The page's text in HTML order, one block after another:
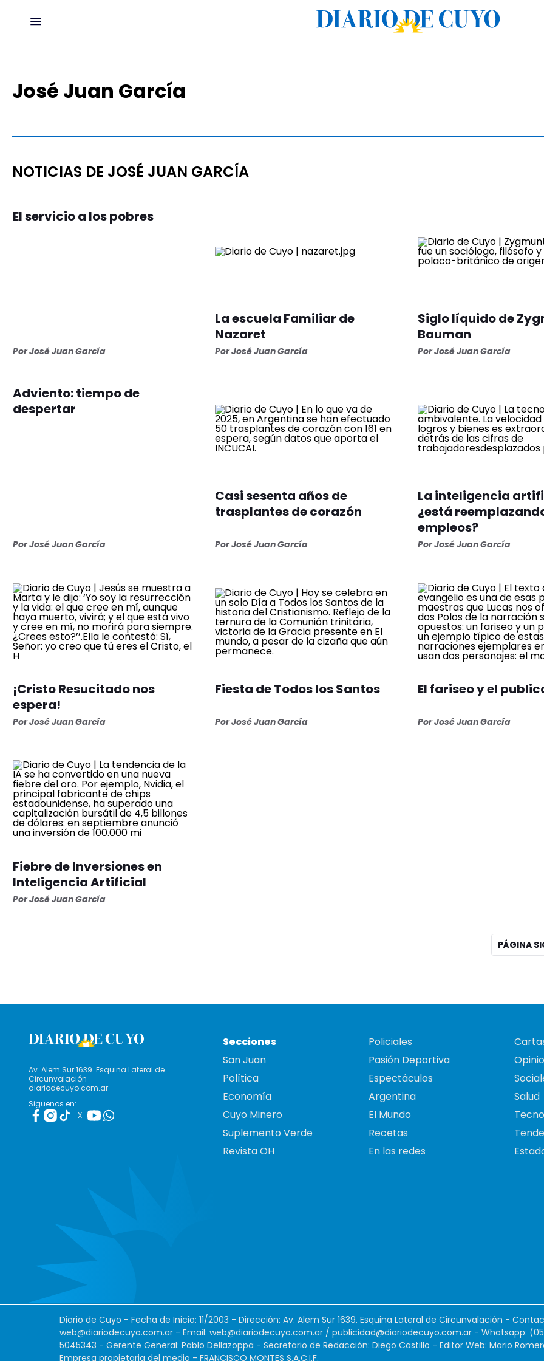
José Juan García
NOTICIAS DE JOSÉ JUAN GARCÍA
El servicio a los pobres
Por José Juan García
La escuela Familiar de
Nazaret
Por José Juan García
Siglo líquido de
Bauman
Por José Juan García
Adviento: tiempo de
despertar
Por José Juan García
Casi sesenta años de
trasplantes de corazón
Por José Juan García
La inteligencia
¿está
empleos?
Por José Juan García
¡Cristo Resucitado nos
espera!
Por José Juan García
Fiesta de Todos los Santos
Por José Juan García
El fariseo y el
Por José Juan García
Fiebre de Inversiones en
Inteligencia Artificial
Por José Juan García
PÁGINA
Av. Alem Sur 1639. Esquina Lateral de
Circunvalación
diariodecuyo.com.ar
Siguenos en:
X
Secciones
San Juan
Política
Economía
Cuyo Minero
Suplemento Verde
Revista OH
Policiales
Pasión Deportiva
Espectáculos
Argentina
El Mundo
Recetas
En las redes
Salud
Diario de Cuyo - Fecha de Inicio: 11/2003 - Dirección: Av. Alem Sur 1639. Esquina Lateral de Circunvalación -
web@diariodecuyo.com.ar - Email: web@diariodecuyo.com.ar / publicidad@diariodecuyo.com.ar - Whatsapp:
5045343 - Gerente General: Pablo Dellazoppa - Secretario de Redacción: Diego Castillo - Editor Web: Mario
Empresa propietaria del medio - FRANCISCO MONTES S.A.C.I.F.